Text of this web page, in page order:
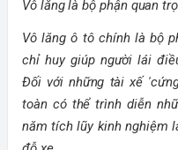
Vô lăng là bộ phận quan
Vô lăng ô tô chính là bộ
chỉ huy giúp người lái
Đối với những tài xế
toàn có thể trình diễn
năm tích lũy kinh nghiệm